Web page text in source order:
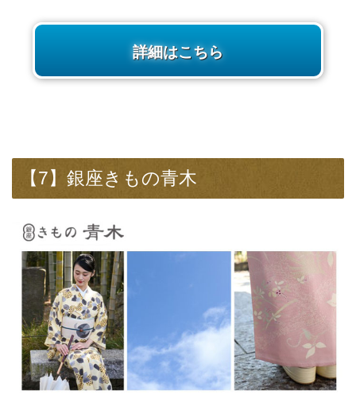
詳細はこちら
【7】銀座きもの青木